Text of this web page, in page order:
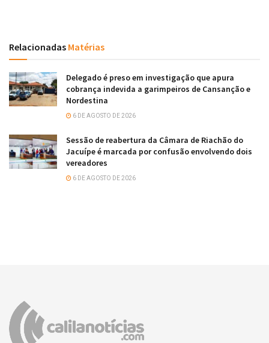
Relacionadas Matérias
Delegado é preso em investigação que apura
cobrança indevida a garimpeiros de Cansanção e
Nordestina
6 DE AGOSTO DE 2026
Sessão de reabertura da Câmara de Riachão do
Jacuípe é marcada por confusão envolvendo dois
vereadores
6 DE AGOSTO DE 2026